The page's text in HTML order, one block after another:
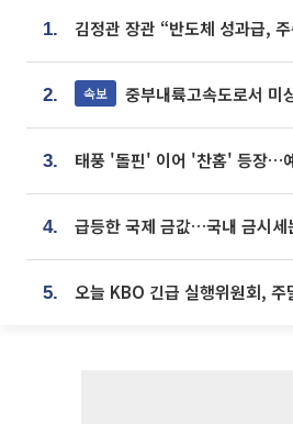
1.
2. 속보 중부내륙고속도로서 미
3.
4. 급등한 국제 금값…국내 금시세
5. 오늘 KBO 긴급 실행위원회, 주